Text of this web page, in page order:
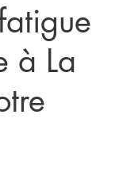
à La